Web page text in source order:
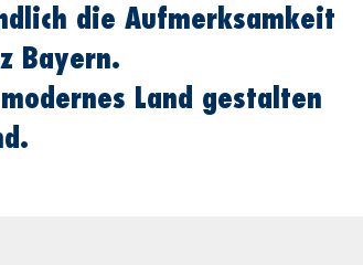
die Aufmerksamkeit
Bayern.
Land gestalten